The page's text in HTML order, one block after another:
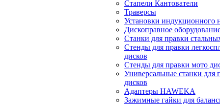
Стапели Кантователи
Траверсы
Установки индукционного
Дископравное
Станки для правки
Стенды для правки
дисков
Стенды для правки мото
Универсальные станки для
дисков
Адаптеры HAWEKA
Зажимные гайки для